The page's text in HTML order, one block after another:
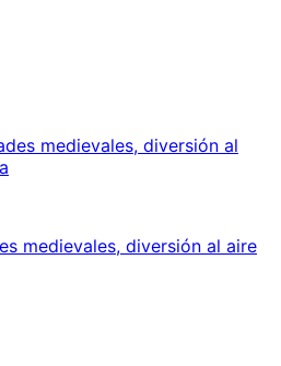
medievales, diversión al aire